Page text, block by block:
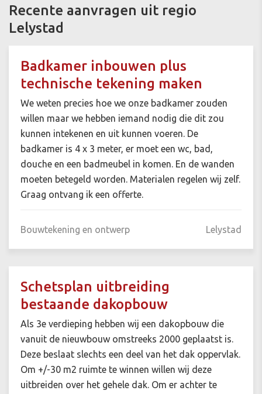
Recente aanvragen uit regio
Lelystad
Badkamer inbouwen plus
technische tekening maken
We weten precies hoe we onze badkamer zouden
willen maar we hebben iemand nodig die dit zou
kunnen intekenen en uit kunnen voeren. De
badkamer is 4 x 3 meter, er moet een wc, bad,
douche en een badmeubel in komen. En de wanden
moeten betegeld worden. Materialen regelen wij zelf.
Graag ontvang ik een offerte.
Bouwtekening en ontwerp Lelystad
Schetsplan uitbreiding
bestaande dakopbouw
Als 3e verdieping hebben wij een dakopbouw die
vanuit de nieuwbouw omstreeks 2000 geplaatst is.
Deze beslaat slechts een deel van het dak oppervlak.
Om +/-30 m2 ruimte te winnen willen wij deze
uitbreiden over het gehele dak. Om er achter te